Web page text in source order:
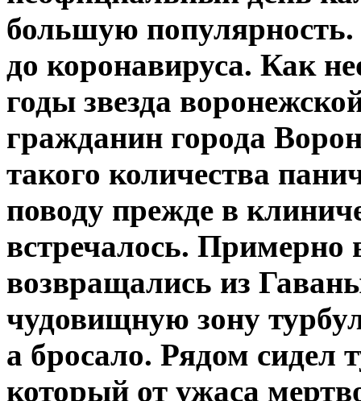
большую популярность.
до коронавируса. Как
годы звезда
гражданин города
такого количества
поводу прежде в
встречалось.
возвращались из
чудовищную зону
а бросало. Рядом сидел
который от ужаса